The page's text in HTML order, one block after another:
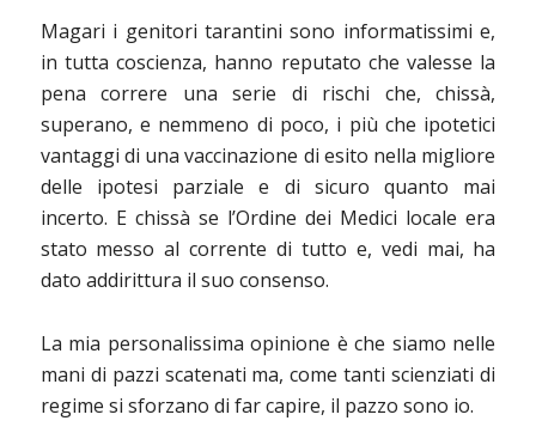
Magari i genitori tarantini sono informatissimi e,
in tutta coscienza, hanno reputato che valesse la
pena correre una serie di rischi che, chissà,
superano, e nemmeno di poco, i più che ipotetici
vantaggi di una vaccinazione di esito nella migliore
delle ipotesi parziale e di sicuro quanto mai
incerto. E chissà se l’Ordine dei Medici locale era
stato messo al corrente di tutto e, vedi mai, ha
dato addirittura il suo consenso.
La mia personalissima opinione è che siamo nelle
mani di pazzi scatenati ma, come tanti scienziati di
regime si sforzano di far capire, il pazzo sono io.